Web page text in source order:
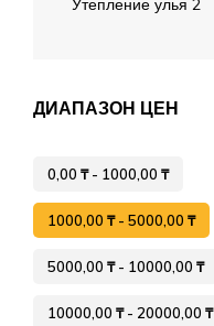
Спецодежда
Утепление улья 2
ДИАПАЗОН ЦЕН
0,00 ₸- 1000,00 ₸
1000,00 ₸- 5000,00 ₸
5000,00 ₸- 10000,00 ₸
10000,00 ₸- 20000,00 ₸